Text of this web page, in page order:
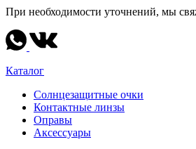
При необходимости уточнений, мы
Каталог
Солнцезащитные очки
Контактные линзы
Оправы
Аксессуары